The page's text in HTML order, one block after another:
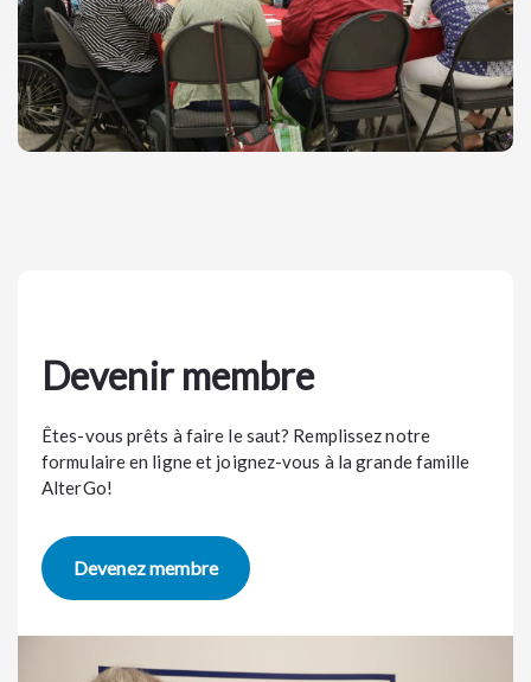
Devenir membre
Êtes-vous prêts à faire le saut? Remplissez notre
formulaire en ligne et joignez-vous à la grande famille
AlterGo!
Devenez membre